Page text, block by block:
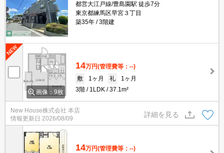
都営大江戸線/豊島園駅 徒歩7分
東京都練馬区早宮３丁目
築35年
3階建
画像：9枚
14万円(管理費等：--)
敷
1ヶ月 礼
1ヶ月
3階
1LDK 37.1m²
New House株式会社 本店
情報更新日 2026/08/09
詳細を見る
14万円(管理費等：--)